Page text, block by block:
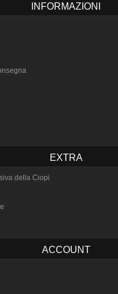
INFORMAZIONI
EXTRA
della Ciopi
ACCOUNT